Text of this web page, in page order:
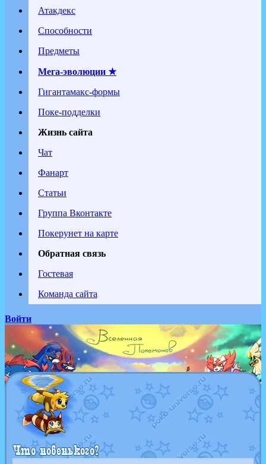
Атакдекс
Способности
Предметы
Мега-эволюции ★
Гигантамакс-формы
Поке-подделки
Жизнь сайта
Чат
Фанарт
Статьи
Группа Вконтакте
Покерунет на карте
Обратная связь
Гостевая
Команда сайта
Войти